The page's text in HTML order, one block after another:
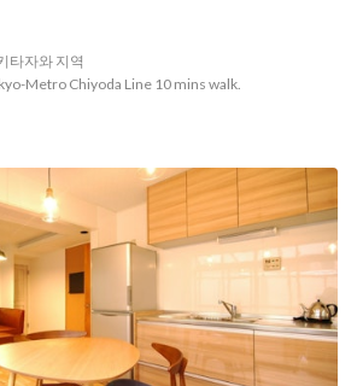
타자와 지역
Metro Chiyoda Line 10 mins walk.